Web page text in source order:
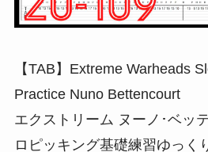
【TAB】Extreme Warheads
Practice Nuno Bettencourt
エクストリーム ヌーノ･ベッ
ロピッキング基礎練習ゆっく